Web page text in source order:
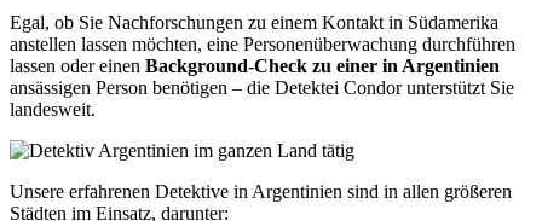
Egal, ob Sie Nachforschungen zu einem Kontakt in Südamerika
anstellen lassen möchten, eine Personenüberwachung durchführen
lassen oder einen Background-Check zu einer in Argentinien
ansässigen Person benötigen – die Detektei Condor unterstützt Sie
landesweit.
Unsere erfahrenen Detektive in Argentinien sind in allen größeren
Städten im Einsatz, darunter: